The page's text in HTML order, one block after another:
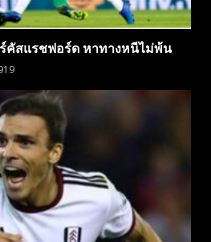
คัสแรชฟอร์ด หาทางหนีไม่พ้น